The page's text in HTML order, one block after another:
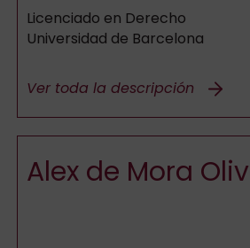
Licenciado en Derecho
Universidad de Barcelona
Ver toda la descripción
Alex de Mora